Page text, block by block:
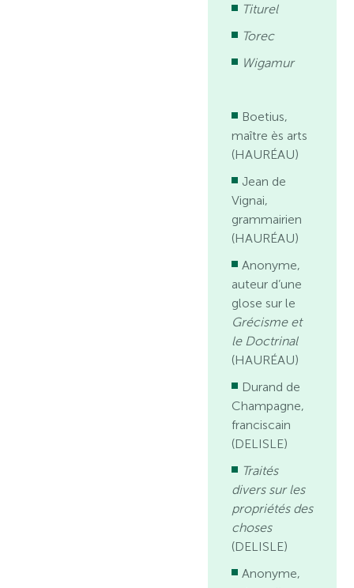
Titurel
Torec
Wigamur
Boetius,
maître ès arts
(HAURÉAU)
Jean de
Vignai,
grammairien
(HAURÉAU)
Anonyme,
auteur d’une
glose sur le
Grécisme et
le Doctrinal
(HAURÉAU)
Durand de
Champagne,
franciscain
(DELISLE)
Traités
divers sur les
propriétés des
choses
(DELISLE)
Anonyme,